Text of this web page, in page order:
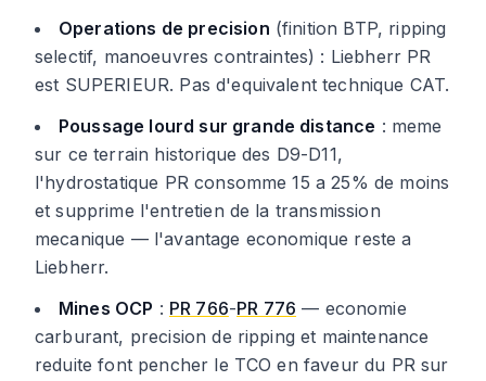
Operations de precision (finition BTP, ripping
selectif, manoeuvres contraintes) : Liebherr PR
est SUPERIEUR. Pas d'equivalent technique CAT.
Poussage lourd sur grande distance : meme
sur ce terrain historique des D9-D11,
l'hydrostatique PR consomme 15 a 25% de moins
et supprime l'entretien de la transmission
mecanique — l'avantage economique reste a
Liebherr.
Mines OCP : PR 766-PR 776 — economie
carburant, precision de ripping et maintenance
reduite font pencher le TCO en faveur du PR sur